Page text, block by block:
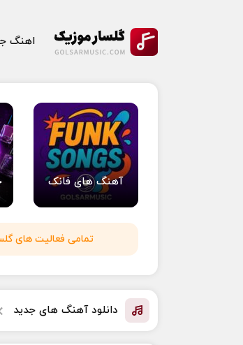
اهنگ
آهنگ های فانک
تمامی فعالیت های
دانلود آهنگ های جدید